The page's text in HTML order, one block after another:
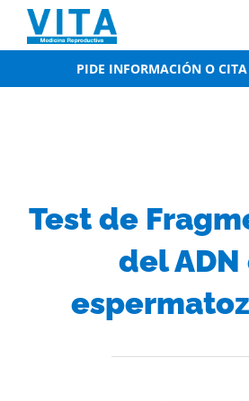
content
PIDE INFORMACIÓN O
Test de
del ADN